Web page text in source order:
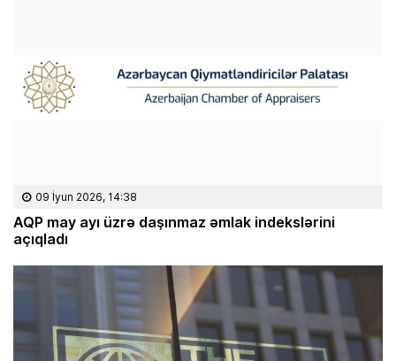
09 İyun 2026, 14:38
AQP may ayı üzrə daşınmaz əmlak indekslərini
açıqladı